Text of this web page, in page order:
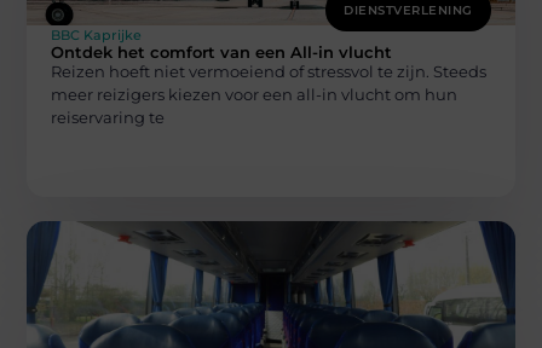
DIENSTVERLENING
BBC Kaprijke
Ontdek het comfort van een All-in vlucht
Reizen hoeft niet vermoeiend of stressvol te zijn. Steeds
meer reizigers kiezen voor een all-in vlucht om hun
reiservaring te